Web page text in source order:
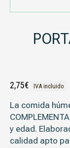
2,75€ IVA incluido
La comida
y edad.
calidad apto